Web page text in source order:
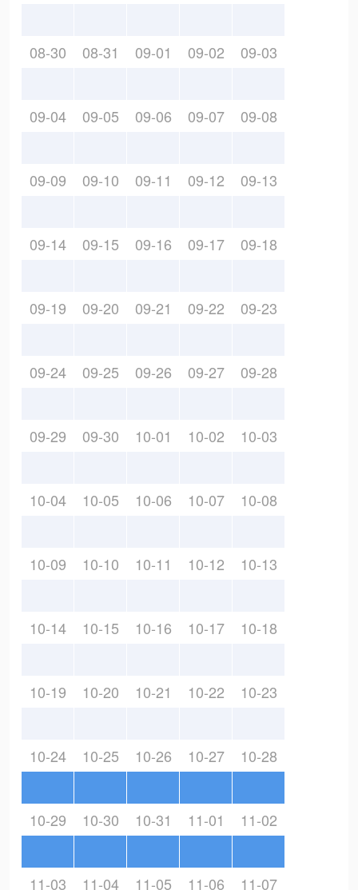
08-30 08-31 09-01 09-02 09-03
09-04 09-05 09-06 09-07 09-08
09-09 09-10 09-11 09-12 09-13
09-14 09-15 09-16 09-17 09-18
09-19 09-20 09-21 09-22 09-23
09-24 09-25 09-26 09-27 09-28
09-29 09-30 10-01 10-02 10-03
10-04 10-05 10-06 10-07 10-08
10-09 10-10 10-11 10-12 10-13
10-14 10-15 10-16 10-17 10-18
10-19 10-20 10-21 10-22 10-23
10-24 10-25 10-26 10-27 10-28
10-29 10-30 10-31 11-01 11-02
11-03 11-04 11-05 11-06 11-07